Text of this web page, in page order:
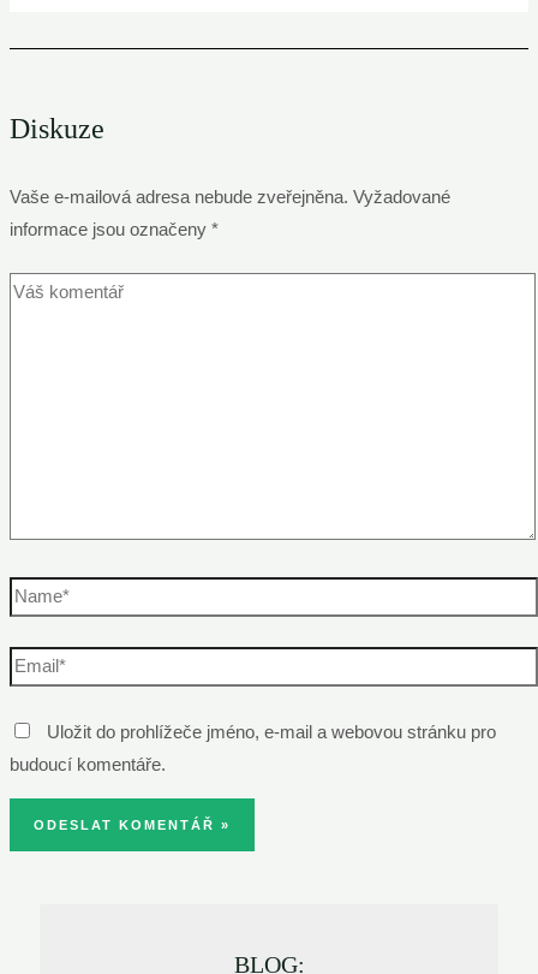
Diskuze
Vaše e-mailová adresa nebude zveřejněna. Vyžadované
informace jsou označeny *
Váš
Name*
Email*
Uložit do prohlížeče jméno, e-mail a webovou stránku pro
budoucí komentáře.
BLOG: